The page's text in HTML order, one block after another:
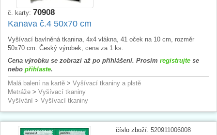
č. karty: 70908
Kanava č.4 50x70 cm
Vyšívací bavlněná tkanina, 4x4 vlákna, 41 oček na 10 cm, rozměr
50x70 cm. Český výrobek, cena za 1 ks.
Cena výrobku se zobrazí až po přihlášení. Prosím registrujte se
nebo přihlaste.
Malá balení na kartě > Vyšívací tkaniny a plstě
Metráže > Vyšívací tkaniny
Vyšívání > Vyšívací tkaniny
číslo zboží: 520911006008